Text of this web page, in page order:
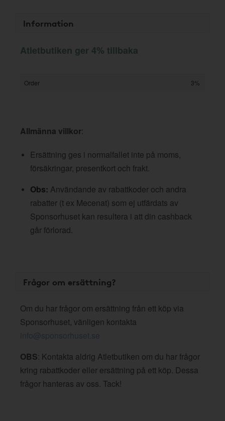
Information
Atletbutiken ger 4% tillbaka
Order 3%
Allmänna villkor:
Ersättning ges i normalfallet inte på moms,
försäkringar, presentkort och frakt.
Obs: Användande av rabattkoder och andra
rabatter (t ex Mecenat) som ej utfärdats av
Sponsorhuset kan resultera i att din cashback
går förlorad.
Frågor om ersättning?
Om du har frågor om ersättning från ett köp via
Sponsorhuset, vänligen kontakta
info@sponsorhuset.se
OBS: Kontakta aldrig Atletbutiken om du har frågor
kring rabattkoder eller ersättning på ett köp. Dessa
frågor hanteras av oss. Tack!